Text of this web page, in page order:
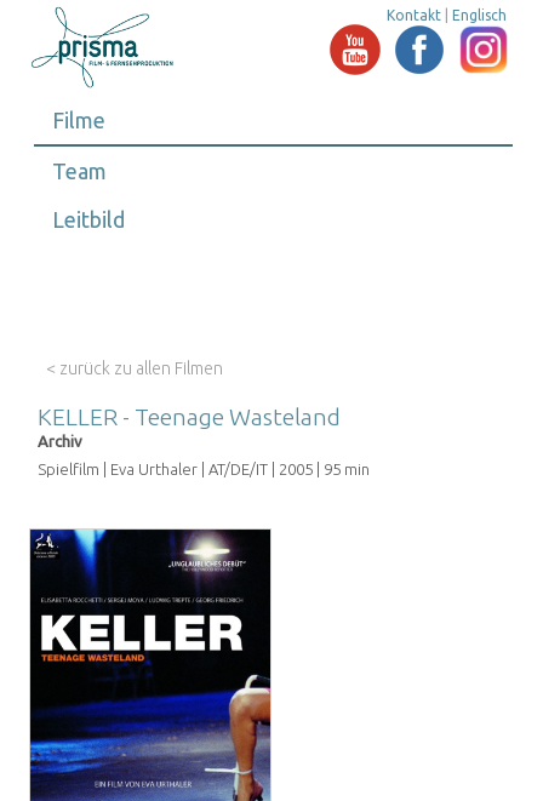
Filme
Team
Leitbild
Kontakt Englisch
< zurück zu allen Filmen
KELLER - Teenage Wasteland
Archiv
Spielfilm | Eva Urthaler | AT/DE/IT | 2005 | 95 min